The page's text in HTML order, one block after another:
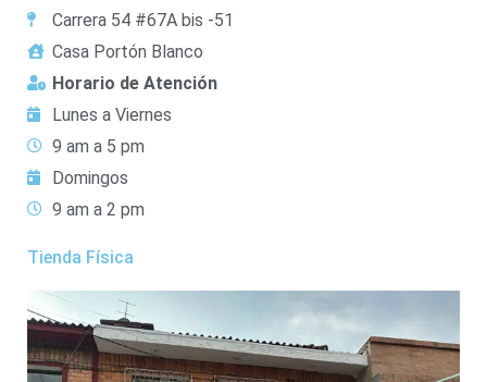
Carrera 54 #67A bis -51
Casa Portón Blanco
Horario de Atención
Lunes a Viernes
9 am a 5 pm
Domingos
9 am a 2 pm
Tienda Física